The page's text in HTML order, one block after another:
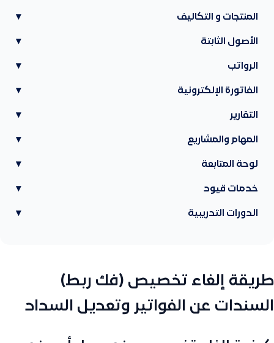
المنتجات و التكاليف ▾
الأصول الثابتة ▾
الرواتب ▾
الفاتورة الإلكترونية ▾
التقارير ▾
المهام والمشاريع ▾
لوحة المتابعة ▾
خدمات قيود ▾
الدورات التدريبية ▾
طريقة إلغاء تخصيص (فك ربط)
السندات عن الفواتير وتعديل السداد